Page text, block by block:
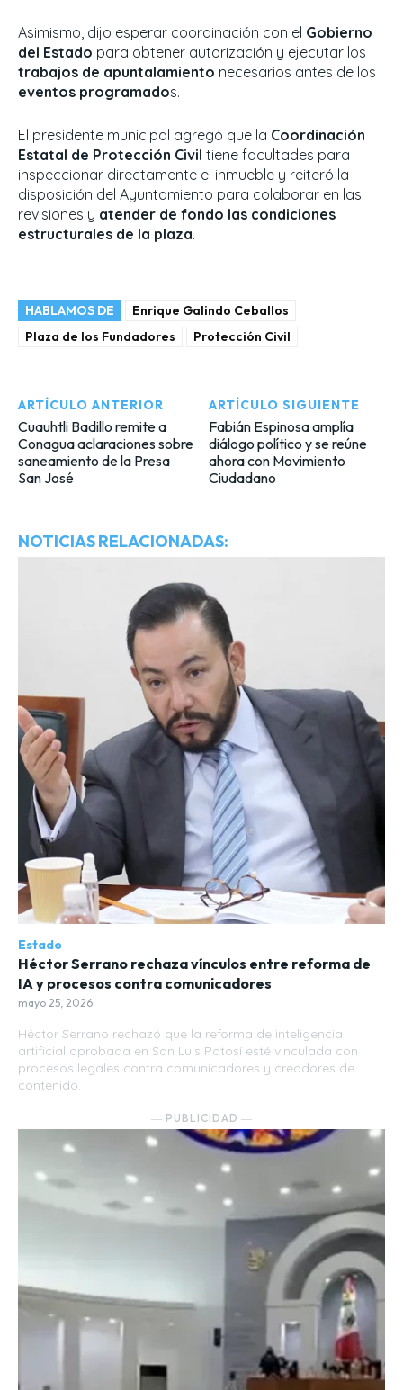
Asimismo, dijo esperar coordinación con el Gobierno
del Estado para obtener autorización y ejecutar los
trabajos de apuntalamiento necesarios antes de los
eventos programados.
El presidente municipal agregó que la Coordinación
Estatal de Protección Civil tiene facultades para
inspeccionar directamente el inmueble y reiteró la
disposición del Ayuntamiento para colaborar en las
revisiones y atender de fondo las condiciones
estructurales de la plaza.
HABLAMOS DE
Enrique Galindo Ceballos
Plaza de los Fundadores
Protección Civil
ARTÍCULO ANTERIOR
Cuauhtli Badillo remite a
Conagua aclaraciones sobre
saneamiento de la Presa
San José
ARTÍCULO SIGUIENTE
Fabián Espinosa amplía
diálogo político y se reúne
ahora con Movimiento
Ciudadano
NOTICIAS RELACIONADAS:
Estado
Héctor Serrano rechaza vínculos entre reforma de
IA y procesos contra comunicadores
mayo 25, 2026
Héctor Serrano rechazó que la reforma de inteligencia
artificial aprobada en San Luis Potosí esté vinculada con
procesos legales contra comunicadores y creadores de
contenido.
― PUBLICIDAD ―